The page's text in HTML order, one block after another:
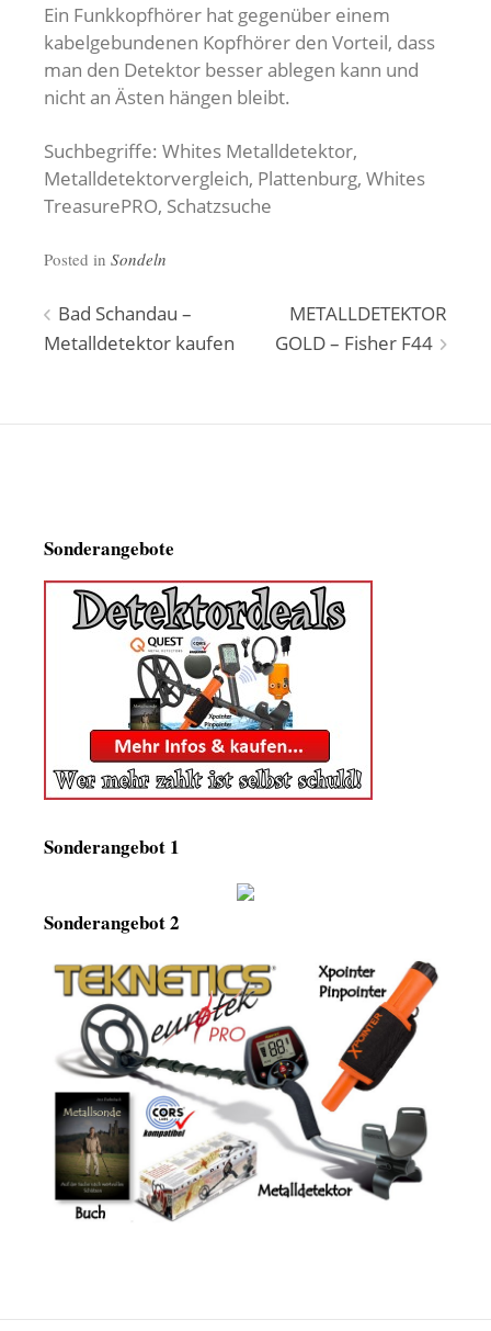
Ein Funkkopfhörer hat gegenüber einem
kabelgebundenen Kopfhörer den Vorteil, dass
man den Detektor besser ablegen kann und
nicht an Ästen hängen bleibt.
Suchbegriffe: Whites Metalldetektor,
Metalldetektorvergleich, Plattenburg, Whites
TreasurePRO, Schatzsuche
Posted in Sondeln
Beitragsnavigation
Bad Schandau –
Metalldetektor kaufen
METALLDETEKTOR
GOLD – Fisher F44
Sonderangebote
Sonderangebot 1
Sonderangebot 2